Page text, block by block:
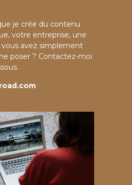
je crée du contenu
votre entreprise, une
avez simplement
poser ? Contactez-moi